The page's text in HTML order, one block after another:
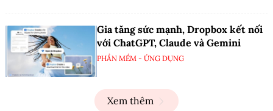
Gia tăng sức mạnh, Dropbox kết nối
với ChatGPT, Claude và Gemini
PHẦN MỀM - ỨNG DỤNG
Xem thêm